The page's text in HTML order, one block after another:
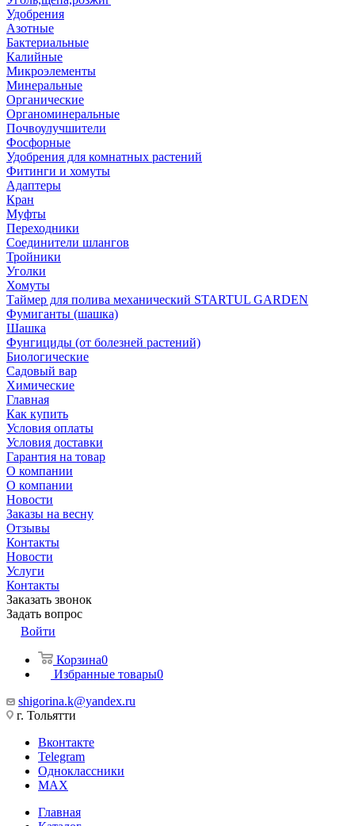
Удобрения
Азотные
Бактериальные
Калийные
Микроэлементы
Минеральные
Органические
Органоминеральные
Почвоулучшители
Фосфорные
Удобрения для комнатных растений
Фитинги и хомуты
Адаптеры
Кран
Муфты
Переходники
Соединители шлангов
Тройники
Уголки
Хомуты
Таймер для полива механический STARTUL GARDEN
Фумиганты (шашка)
Шашка
Фунгициды (от болезней растений)
Биологические
Садовый вар
Химические
Главная
Как купить
Условия оплаты
Условия доставки
Гарантия на товар
О компании
О компании
Новости
Заказы на весну
Отзывы
Контакты
Новости
Услуги
Контакты
Заказать звонок
Задать вопрос
Войти
Корзина0
Избранные товары0
shigorina.k@yandex.ru
г. Тольятти
Вконтакте
Telegram
Одноклассники
MAX
Главная